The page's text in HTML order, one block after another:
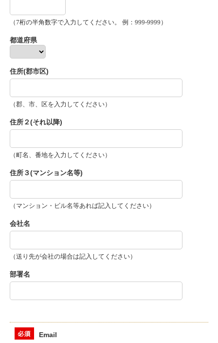
（7桁の半角数字で入力してください。 例：999-9999）
都道府県
住所(郡市区)
（郡、市、区を入力してください）
住所２(それ以降)
（町名、番地を入力してください）
住所３(マンション名等)
（マンション・ビル名等あれば記入してください）
会社名
（送り先が会社の場合は記入してください）
部署名
Email